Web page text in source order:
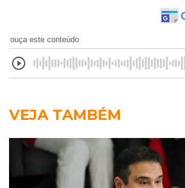
ouça este conteúdo
VEJA TAMBÉM